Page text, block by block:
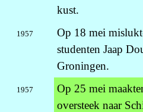
kust.
1957
Op 18 mei
studenten Jaap
Groningen.
1957
Op 25 mei
oversteek naar